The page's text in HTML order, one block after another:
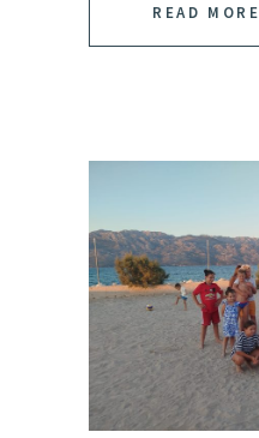
READ MORE